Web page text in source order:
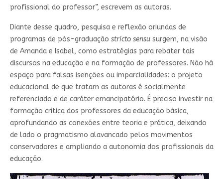
profissional do professor”, escrevem as autoras.
Diante desse quadro, pesquisa e reflexão oriundas de
programas de pós-graduação stricto sensusurgem, na visão
de Amanda e Isabel, como estratégias para rebater tais
discursos na educação e na formação de professores. Não há
espaço para falsas isenções ou imparcialidades: o projeto
educacional de que tratam as autoras é socialmente
referenciado e de caráter emancipatório. É preciso investir na
formação crítica dos professores da educação básica,
aprofundando as conexões entre teoria e prática, deixando
de lado o pragmatismo alavancado pelos movimentos
conservadores e ampliando a autonomia dos profissionais da
educação.